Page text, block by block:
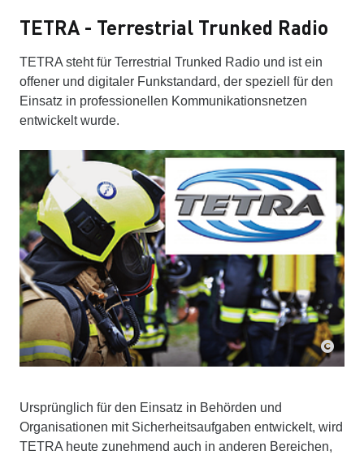
TETRA - Terrestrial Trunked Radio
TETRA steht für Terrestrial Trunked Radio und ist ein
offener und digitaler Funkstandard, der speziell für den
Einsatz in professionellen Kommunikationsnetzen
entwickelt wurde.
Ursprünglich für den Einsatz in Behörden und
Organisationen mit Sicherheitsaufgaben entwickelt, wird
TETRA heute zunehmend auch in anderen Bereichen,